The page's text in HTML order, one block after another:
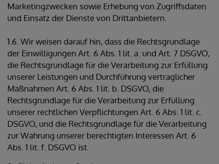
Marketingzwecken sowie Erhebung von Zugriffsdaten
und Einsatz der Dienste von Drittanbietern.
1.6. Wir weisen darauf hin, dass die Rechtsgrundlage
der Einwilligungen Art. 6 Abs. 1 lit. a. und Art. 7 DSGVO,
die Rechtsgrundlage für die Verarbeitung zur Erfüllung
unserer Leistungen und Durchführung vertraglicher
Maßnahmen Art. 6 Abs. 1 lit. b. DSGVO, die
Rechtsgrundlage für die Verarbeitung zur Erfüllung
unserer rechtlichen Verpflichtungen Art. 6 Abs. 1 lit. c.
DSGVO, und die Rechtsgrundlage für die Verarbeitung
zur Wahrung unserer berechtigten Interessen Art. 6
Abs. 1 lit. f. DSGVO ist.